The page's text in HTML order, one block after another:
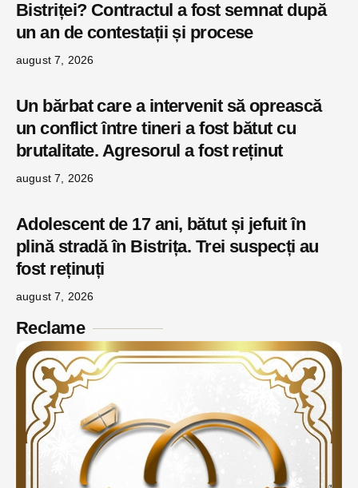
Bistriței? Contractul a fost semnat după
un an de contestații și procese
august 7, 2026
Un bărbat care a intervenit să oprească
un conflict între tineri a fost bătut cu
brutalitate. Agresorul a fost reținut
august 7, 2026
Adolescent de 17 ani, bătut și jefuit în
plină stradă în Bistrița. Trei suspecți au
fost reținuți
august 7, 2026
Reclame